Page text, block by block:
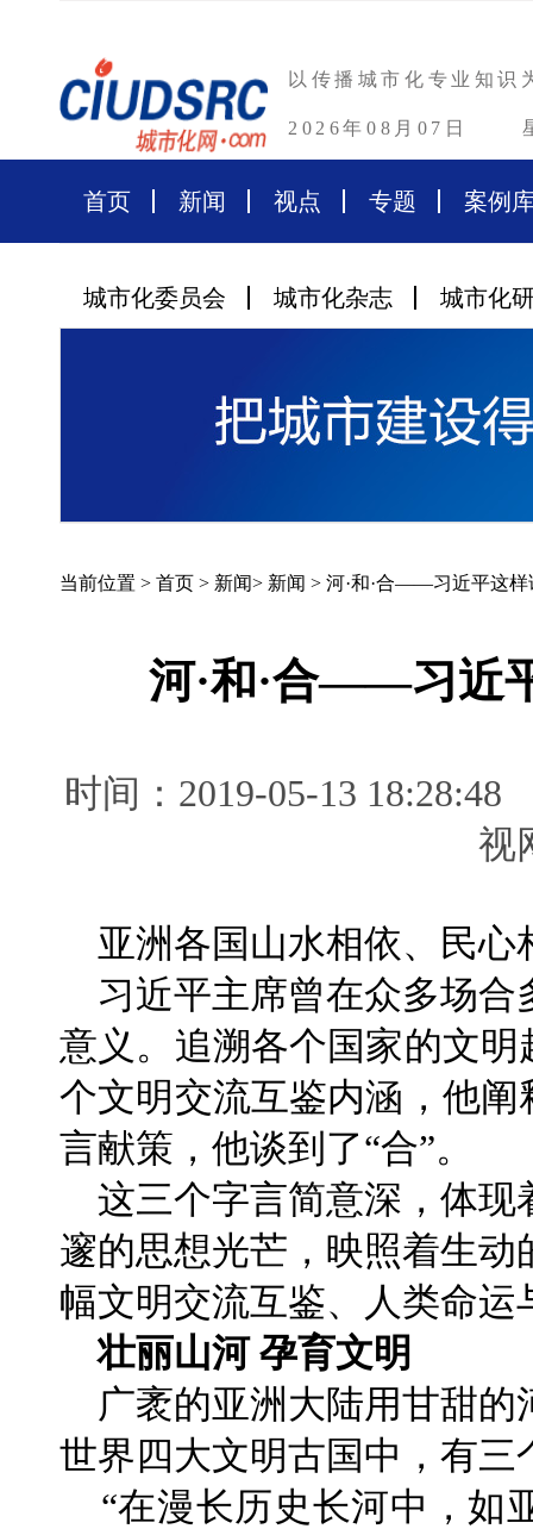
以传播城市化专业知识
2026年08月07日
首页 新闻 视点 专题 案例
城市化委员会 城市化杂志 城市化
当前位置 > 首页 > 新闻> 新闻 > 河·和·合——习近平这样
河·和·合——习近
时间：2019-05-13
亚洲各国山水相依、民心
习近平主席曾在众多场合
意义。追溯各个国家的文明
个文明交流互鉴内涵，他阐
言献策，他谈到了“合”。
这三个字言简意深，体现
邃的思想光芒，映照着生
幅文明交流互鉴、人类命运
壮丽山河 孕育文明
广袤的亚洲大陆用甘甜的
世界四大文明古国中，有
“在漫长历史长河中，如